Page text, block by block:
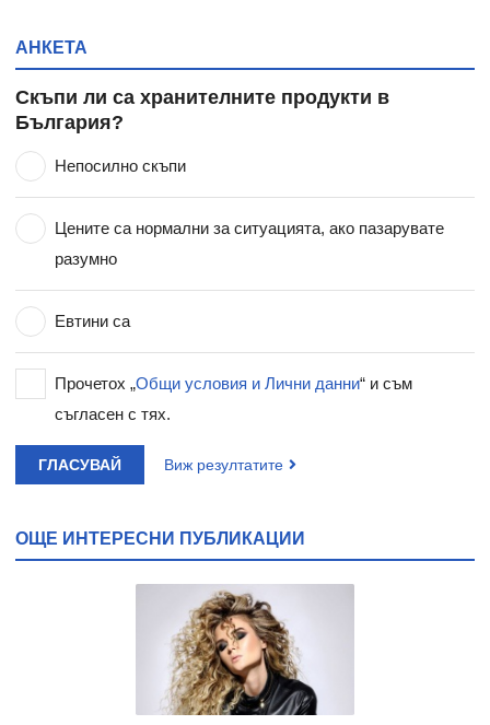
АНКЕТА
Скъпи ли са хранителните продукти в
България?
Непосилно скъпи
Цените са нормални за ситуацията, ако пазарувате
разумно
Евтини са
Прочетох „Общи условия и Лични данни“ и съм
съгласен с тях.
ГЛАСУВАЙ Виж резултатите
ОЩЕ ИНТЕРЕСНИ ПУБЛИКАЦИИ